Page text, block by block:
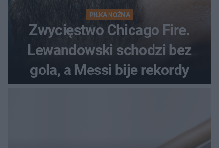
PIŁKA NOŻNA
Zwycięstwo Chicago Fire.
Lewandowski schodzi bez
gola, a Messi bije rekordy